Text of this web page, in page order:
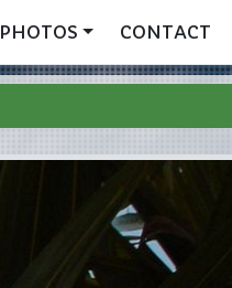
PHOTOS CONTACT